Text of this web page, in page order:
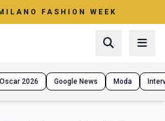
FASHION WEEK
Oscar 2026 Google News Moda